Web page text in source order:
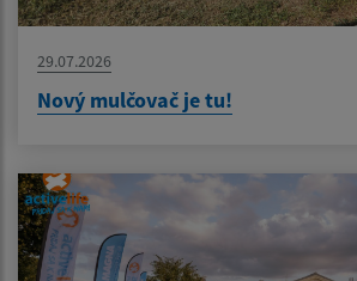
29.07.2026
Nový mulčovač je tu!